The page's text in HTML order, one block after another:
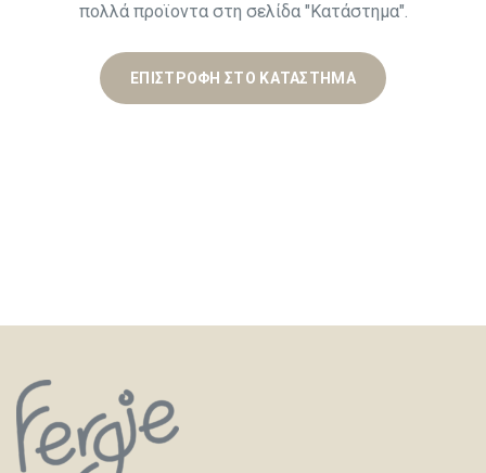
πολλά προϊοντα στη σελίδα "Κατάστημα".
ΕΠΙΣΤΡΟΦΉ ΣΤΟ ΚΑΤΆΣΤΗΜΑ